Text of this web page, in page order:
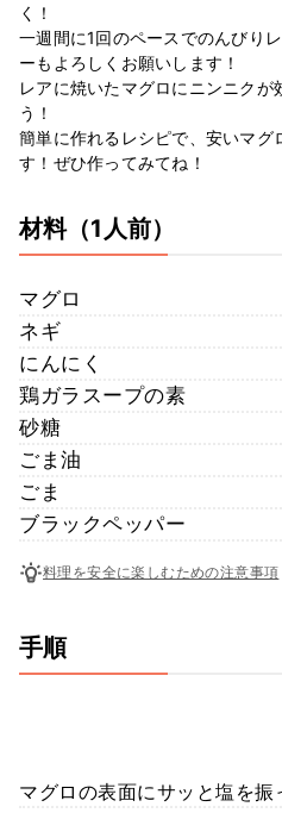
く！
一週間に1回のペースでのんびり
ーもよろしくお願いします！
レアに焼いたマグロにニンニク
う！
簡単に作れるレシピで、安いマグ
す！ぜひ作ってみてね！
材料（1人前）
マグロ
ネギ
にんにく
鶏ガラスープの素
砂糖
ごま油
ごま
ブラックペッパー
料理を安全に楽しむための注意事項
手順
マグロの表面にサッと塩を振